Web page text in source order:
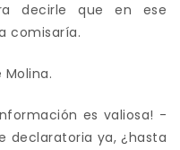
decirle que en ese
comisaría.
es valiosa! -
declaratoria ya, ¿hasta